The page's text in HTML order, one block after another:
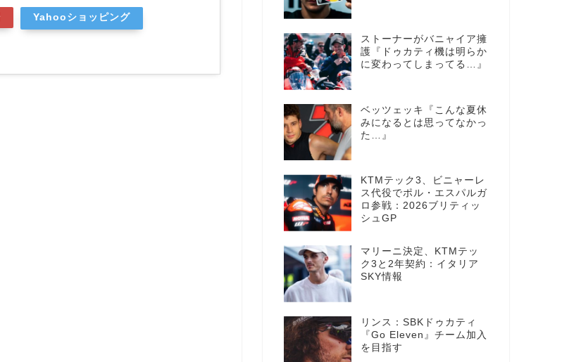
Yahooショッピング
ストーナーがバニャイア擁
護『ドゥカティ機は明らか
に変わってしまってる…』
ベッツェッキ『こんな夏休
みになるとは思ってなかっ
た…』
KTMテック3、ビニャーレ
ス代役でポル・エスパルガ
ロ参戦：2026ブリティッ
シュGP
マリーニ決定、KTMテッ
ク3と2年契約：イタリア
SKY情報
リンス：SBKドゥカティ
『Go Eleven』チーム加入
を目指す